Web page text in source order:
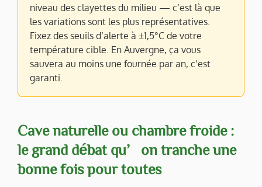
niveau des clayettes du milieu — c’est là que
les variations sont les plus représentatives.
Fixez des seuils d’alerte à ±1,5°C de votre
température cible. En Auvergne, ça vous
sauvera au moins une fournée par an, c’est
garanti.
Cave naturelle ou chambre froide :
le grand débat qu’on tranche une
bonne fois pour toutes